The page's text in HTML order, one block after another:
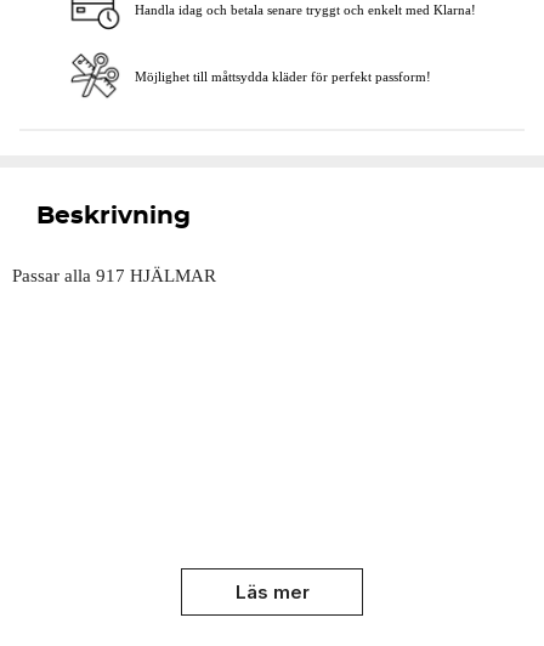
Handla idag och betala senare tryggt och enkelt med Klarna!
Möjlighet till måttsydda kläder för perfekt passform!
Beskrivning
Passar alla 917 HJÄLMAR
Läs mer